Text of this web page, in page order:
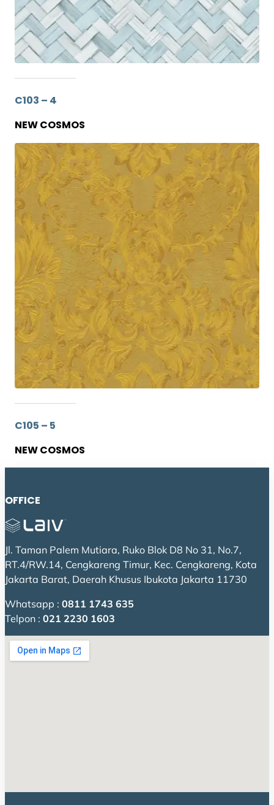
C103 – 4
NEW COSMOS
C105 – 5
NEW COSMOS
OFFICE
Jl. Taman Palem Mutiara, Ruko Blok D8 No 31, No.7,
RT.4/RW.14, Cengkareng Timur, Kec. Cengkareng, Kota
Jakarta Barat, Daerah Khusus Ibukota Jakarta 11730
Whatsapp : 0811 1743 635
Telpon : 021 2230 1603